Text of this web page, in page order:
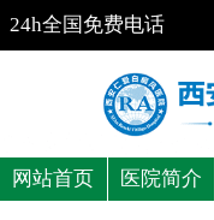
24h全国免费电话
网站首页 医院简介